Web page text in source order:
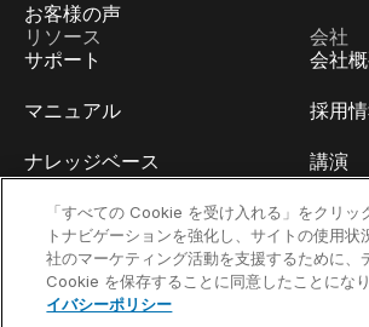
お客様の声
リソース
サポート
マニュアル
ナレッジベース
think-cell Academy
ビデオチュートリアル
コンテンツハブ
会社
会社
採用
講演
イベ
開発
「すべての Cookie を受け入れる」をクリッ
トナビゲーションを強化し、サイトの使用状
社のマーケティング活動を支援するために、
Cookie を保存することに同意したことにな
イバシーポリシー